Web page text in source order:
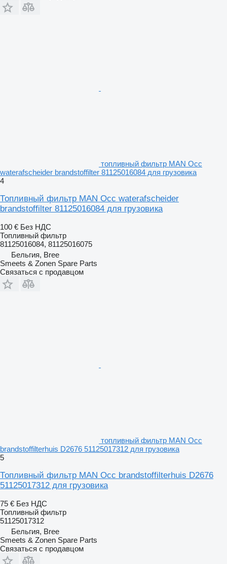
топливный фильтр MAN Occ
waterafscheider brandstoffilter 81125016084 для грузовика
4
Топливный фильтр MAN Occ waterafscheider
brandstoffilter 81125016084 для грузовика
100 € Без НДС
Топливный фильтр
81125016084, 81125016075
Бельгия, Bree
Smeets & Zonen Spare Parts
Связаться с продавцом
топливный фильтр MAN Occ
brandstoffilterhuis D2676 51125017312 для грузовика
5
Топливный фильтр MAN Occ brandstoffilterhuis D2676
51125017312 для грузовика
75 € Без НДС
Топливный фильтр
51125017312
Бельгия, Bree
Smeets & Zonen Spare Parts
Связаться с продавцом